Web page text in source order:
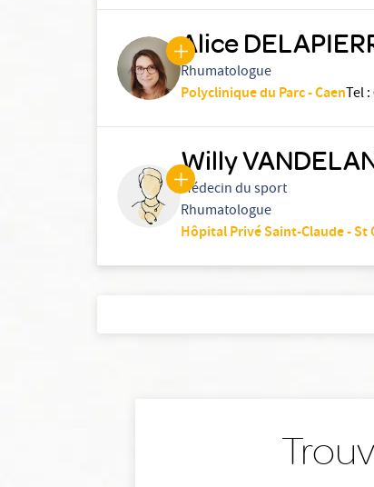
Alice
Rhumatologue
Polyclinique du Parc - CaenTel:
Willy
Médecin du sport
Rhumatologue
Hôpital Privé Saint-Claude - St